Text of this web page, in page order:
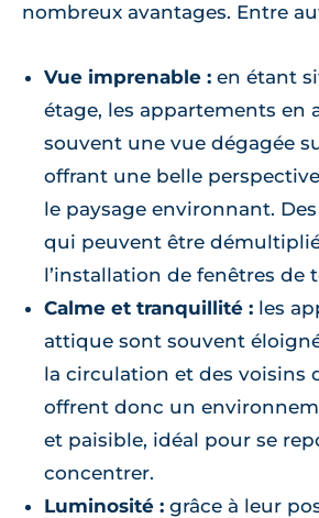
nombreux avantages. Entre
Vue imprenable : en étant
étage, les appartements en
souvent une vue dégagée
offrant une belle
le paysage environnant.
qui peuvent être
l’installation de fenêtres de
Calme et tranquillité : les
attique sont souvent
la circulation et des voisins
offrent donc un
et paisible, idéal pour se
concentrer.
Luminosité : grâce à leur